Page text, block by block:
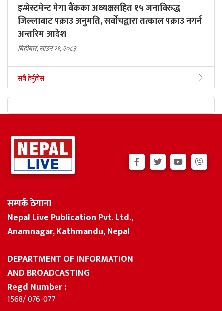
इन्भेस्टमेन्ट मेगा बैंकका अध्यक्षसहित १५ जनाविरुद्ध
जिल्लाबाट पक्राउ अनुमति, सर्वोचद्वारा तत्काल पक्राउ नगर्न
अन्तरिम आदेश
बिहीबार, साउन २१, २०८३
सबै हेर्नुहोस
सम्पर्क ठेगाना
Nepal Live Publication Pvt. Ltd.,
Anamnagar, Kathmandu, Nepal
DEPARTMENT OF INFORMATION
AND BROADCASTING
Regd Number :
1568/ 076-077